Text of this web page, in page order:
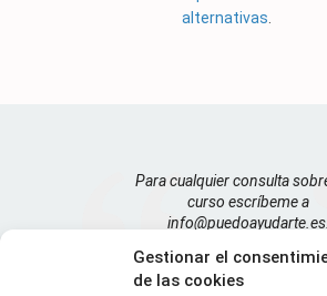
Gestionar el
de las cookies
alternativas
Para cualquier consulta
curso escríbeme a
info@puedoayudarte.es.
Te recuerdo que la lección nº
curso la recibirás en tu